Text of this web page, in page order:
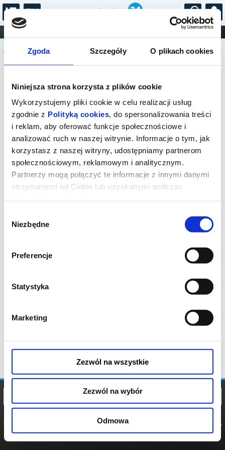
Zgoda Szczegóły O plikach cookies
Niniejsza strona korzysta z plików cookie
Wykorzystujemy pliki cookie w celu realizacji usług
zgodnie z Polityką cookies, do spersonalizowania treści
i reklam, aby oferować funkcje społecznościowe i
analizować ruch w naszej witrynie. Informacje o tym, jak
korzystasz z naszej witryny, udostępniamy partnerom
społecznościowym, reklamowym i analitycznym.
Partnerzy mogą połączyć te informacje z innymi danymi
otrzymanymi od Ciebie lub uzyskanymi podczas
zgody
Niezbędne
Preferencje
Statystyka
Marketing
Zezwól na wszystkie
Zezwól na wybór
Odmowa
...
FILHARMONIA OPERA I BALET
STAND-UP
DLA DZIECI
Komunikat
Sprzedaż on-line została zakończona,
sprawdź dostępność biletów w kasie.
POLITYKA
POLITYKA